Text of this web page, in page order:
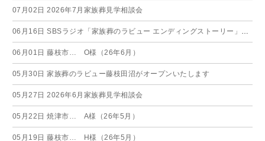
07月02日 2026年7月家族葬見学相談会
06月16日 SBSラジオ「家族葬のラビュー エンディングストーリー」に弊社スタッフが出演いたしました（26年6月）
06月01日 藤枝市… O様（26年6月）
05月30日 家族葬のラビュー藤枝田沼がオープンいたします
05月27日 2026年6月家族葬見学相談会
05月22日 焼津市… A様（26年5月）
05月19日 藤枝市… H様（26年5月）